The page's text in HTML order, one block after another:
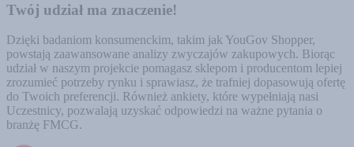
Twój udział ma znaczenie!
Dzięki badaniom konsumenckim, takim jak YouGov Shopper,
powstają zaawansowane analizy zwyczajów zakupowych. Biorąc
udział w naszym projekcie pomagasz sklepom i producentom lepiej
zrozumieć potrzeby rynku i sprawiasz, że trafniej dopasowują ofertę
do Twoich preferencji. Również ankiety, które wypełniają nasi
Uczestnicy, pozwalają uzyskać odpowiedzi na ważne pytania o
branżę FMCG.